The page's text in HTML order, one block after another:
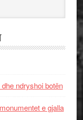
ndryshoi botën
e gjalla